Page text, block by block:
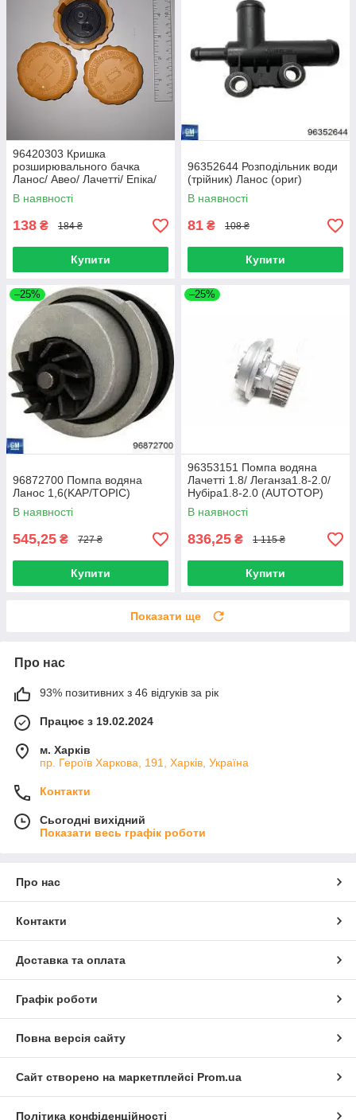
96420303 Кришка
розширювального бачка
Ланос/ Авео/ Лачетті/ Епіка/
Еванда/ Такума/ Матиз( ориг)
Корея
В наявності
138 ₴ 184 ₴
Купити
96352644 Розподільник води
(трійник) Ланос (ориг)
В наявності
81 ₴ 108 ₴
Купити
–25%
96872700 Помпа водяна
Ланос 1,6(KAP/TOPIC)
В наявності
545,25 ₴ 727 ₴
Купити
–25%
96353151 Помпа водяна
Лачетті 1.8/ Леганза1.8-2.0/
Нубіра1.8-2.0 (AUTOTOP)
Корея
В наявності
836,25 ₴ 1 115 ₴
Купити
Показати ще
Про нас
93% позитивних з 46 відгуків за рік
Працює з 19.02.2024
м. Харків
пр. Героїв Харкова, 191, Харків, Україна
Контакти
Сьогодні вихідний
Показати весь графік роботи
Про нас
Контакти
Доставка та оплата
Графік роботи
Повна версія сайту
Сайт створено на маркетплейсі Prom.ua
Політика конфіденційності